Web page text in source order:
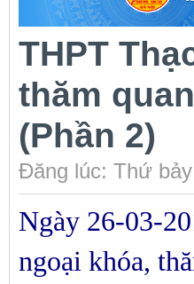
THPT
thăm
(Phần 2)
Đăng lúc: Thứ
Ngày 26-03-
ngoại khóa,